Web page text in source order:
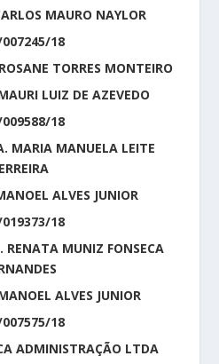
MAURO NAYLOR
18
TORRES MONTEIRO
LUIZ DE AZEVEDO
18
MARIA MANUELA LEITE
ALVES JUNIOR
18
RENATA MUNIZ FONSECA
ALVES JUNIOR
18
ADMINISTRAÇÃO LTDA